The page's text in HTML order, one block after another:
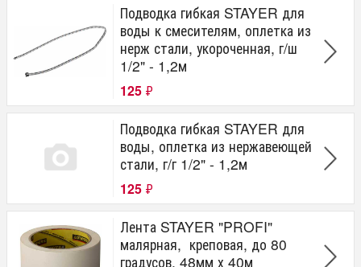
Подводка гибкая STAYER для
воды к смесителям, оплетка из
нерж стали, укороченная, г/ш
1/2" - 1,2м
125 ₽
Подводка гибкая STAYER для
воды, оплетка из нержавеющей
стали, г/г 1/2" - 1,2м
125 ₽
Лента STAYER "PROFI"
малярная, креповая, до 80
градусов, 48мм х 40м